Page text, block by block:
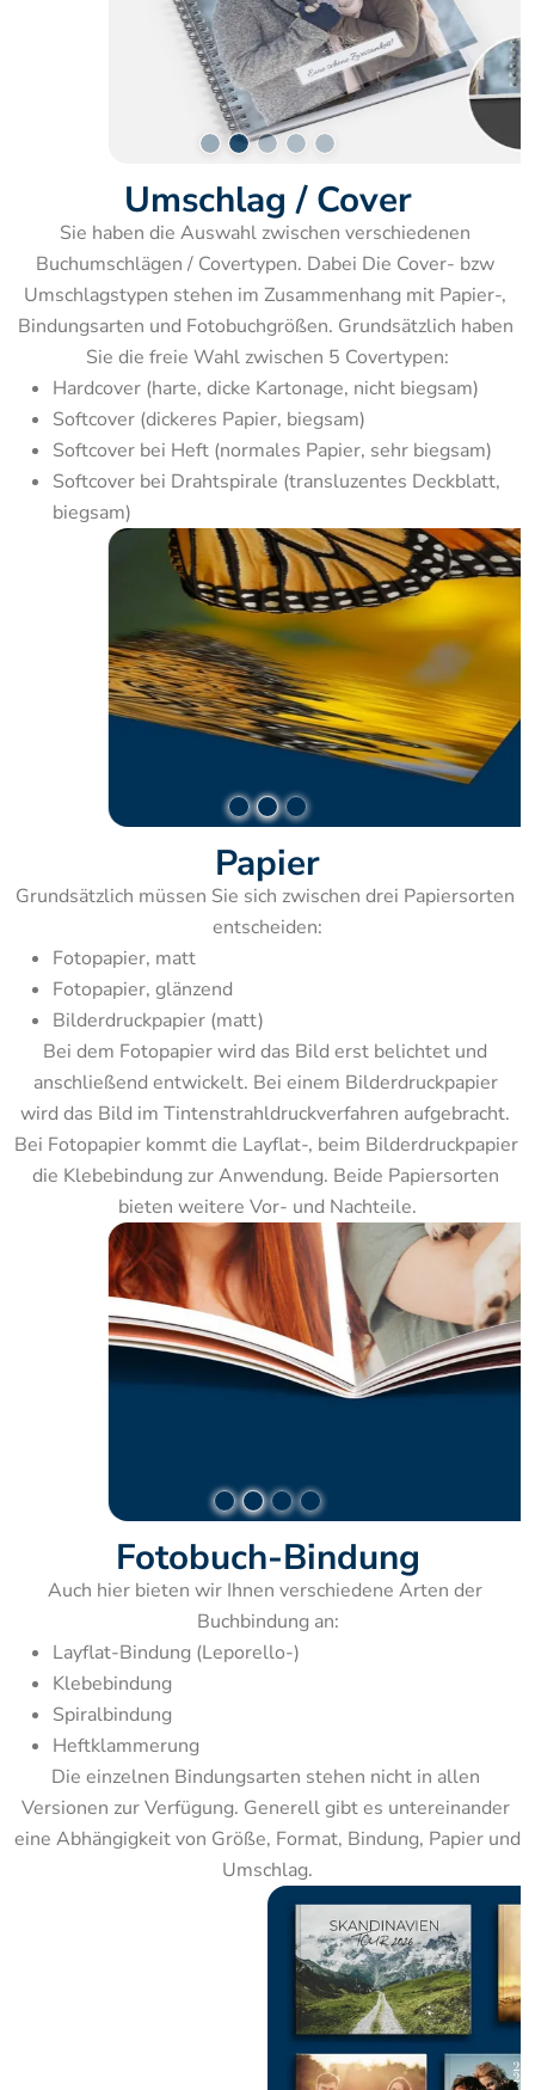
Umschlag / Cover
Sie haben die Auswahl zwischen verschiedenen
Buchumschlägen / Covertypen. Dabei Die Cover- bzw
Umschlagstypen stehen im Zusammenhang mit Papier-,
Bindungsarten und Fotobuchgrößen. Grundsätzlich haben
Sie die freie Wahl zwischen 5 Covertypen:
Hardcover (harte, dicke Kartonage, nicht biegsam)
Softcover (dickeres Papier, biegsam)
Softcover bei Heft (normales Papier, sehr biegsam)
Softcover bei Drahtspirale (transluzentes Deckblatt,
biegsam)
Papier
Grundsätzlich müssen Sie sich zwischen drei Papiersorten
entscheiden:
Fotopapier, matt
Fotopapier, glänzend
Bilderdruckpapier (matt)
Bei dem Fotopapier wird das Bild erst belichtet und
anschließend entwickelt. Bei einem Bilderdruckpapier
wird das Bild im Tintenstrahldruckverfahren aufgebracht.
Bei Fotopapier kommt die Layflat-, beim Bilderdruckpapier
die Klebebindung zur Anwendung. Beide Papiersorten
bieten weitere Vor- und Nachteile.
Fotobuch-Bindung
Auch hier bieten wir Ihnen verschiedene Arten der
Buchbindung an:
Layflat-Bindung (Leporello-)
Klebebindung
Spiralbindung
Heftklammerung
Die einzelnen Bindungsarten stehen nicht in allen
Versionen zur Verfügung. Generell gibt es untereinander
eine Abhängigkeit von Größe, Format, Bindung, Papier und
Umschlag.